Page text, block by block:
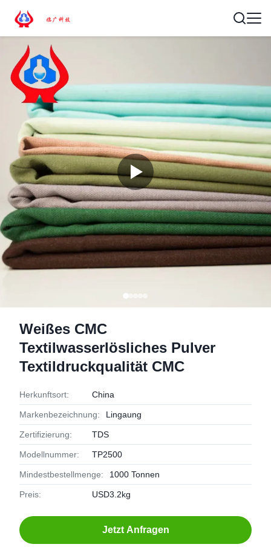
Weißes CMC
Textilwasserlösliches Pulver
Textildruckqualität CMC
Herkunftsort: China
Markenbezeichnung: Lingaung
Zertifizierung: TDS
Modellnummer: TP2500
Mindestbestellmenge: 1000 Tonnen
Preis: USD3.2kg
Jetzt Anfragen